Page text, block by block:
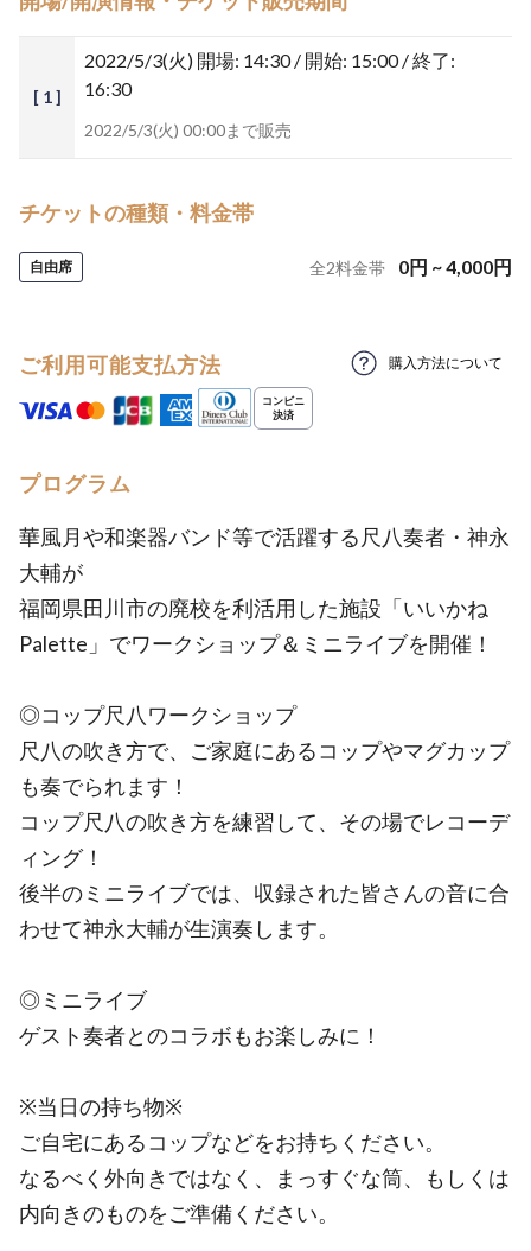
[ 1 ]
2022/5/3(火) 開場: 14:30 / 開始: 15:00 / 終了:
16:30
2022/5/3(火) 00:00まで販売
チケットの種類・料金帯
自由席 全2料金帯 0円 ~4,000円
ご利用可能支払方法 購入方法について
プログラム
華風月や和楽器バンド等で活躍する尺八奏者・神永
大輔が
福岡県田川市の廃校を利活用した施設「いいかね
Palette」でワークショップ＆ミニライブを開催！
◎コップ尺八ワークショップ
尺八の吹き方で、ご家庭にあるコップやマグカップ
も奏でられます！
コップ尺八の吹き方を練習して、その場でレコーデ
ィング！
後半のミニライブでは、収録された皆さんの音に合
わせて神永大輔が生演奏します。
◎ミニライブ
ゲスト奏者とのコラボもお楽しみに！
※当日の持ち物※
ご自宅にあるコップなどをお持ちください。
なるべく外向きではなく、まっすぐな筒、もしくは
内向きのものをご準備ください。